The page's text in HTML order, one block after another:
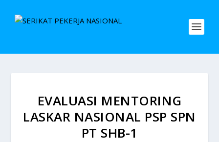
EVALUASI MENTORING
LASKAR NASIONAL PSP SPN
PT SHB-1